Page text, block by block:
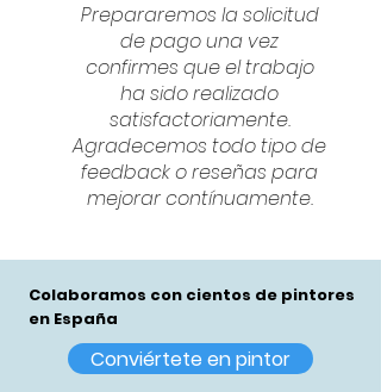
Prepararemos la solicitud
de pago una vez
confirmes que el trabajo
ha sido realizado
satisfactoriamente.
Agradecemos todo tipo de
feedback o reseñas para
mejorar contínuamente.
Colaboramos con cientos de pintores
en España
Conviértete en pintor